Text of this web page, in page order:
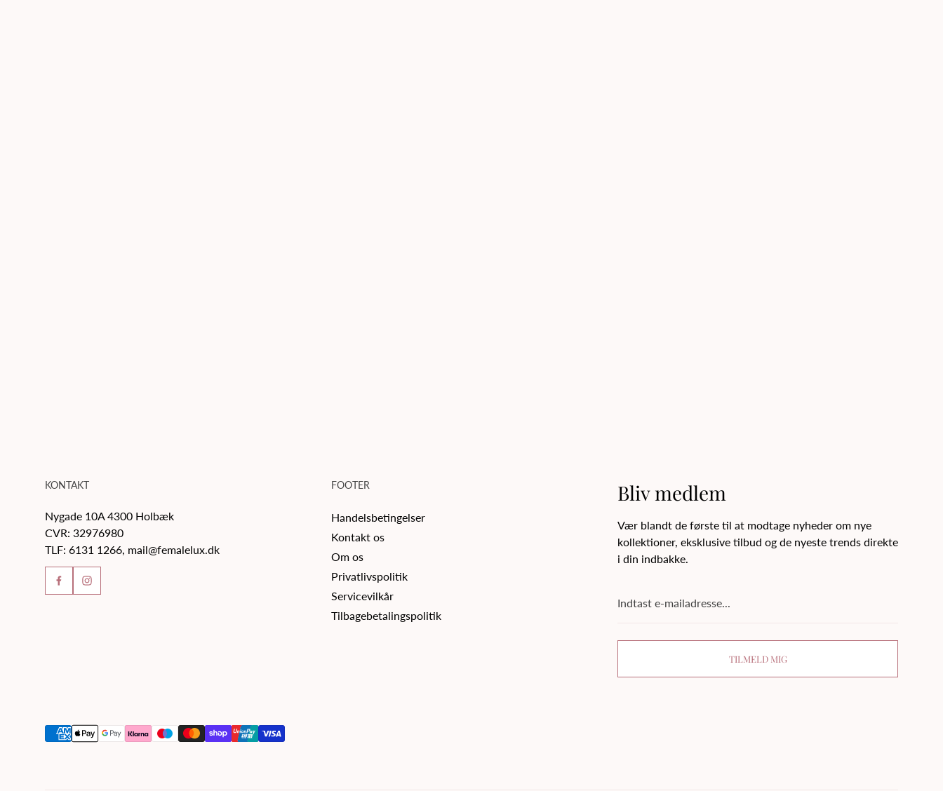
KONTAKT
Nygade 10A 4300 Holbæk
CVR: 32976980
TLF: 6131 1266, mail@femalelux.dk
FOOTER
Handelsbetingelser
Kontakt os
Om os
Privatlivspolitik
Servicevilkår
Tilbagebetalingspolitik
Bliv medlem
Vær blandt de første til at modtage nyheder om nye
kollektioner, eksklusive tilbud og de nyeste trends direkte
i din indbakke.
e-
TILMELD MIG